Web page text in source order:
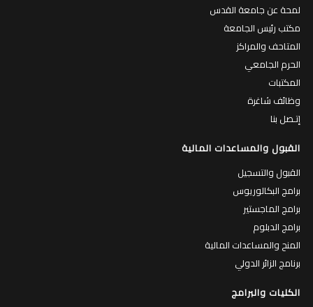
لمحة عن جامعة القدس
مكتب رئيس الجامعة
المتاحف والمراكز
الحرم الجامعي
المكتبات
وظائف شاغرة
إتـصل بنا
القبول والمساعدات المالية
القبول والتسجيل
برامج البكالوريوس
برامج الماجستير
برامج الدبلوم
المنح والمساعدات المالية
برنامج الزائر الدولي
الكليات والبرامج